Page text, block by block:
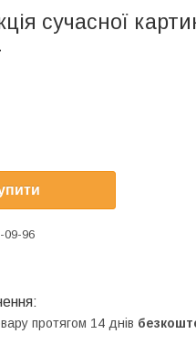
сучасної
09-96
протягом 14 днів